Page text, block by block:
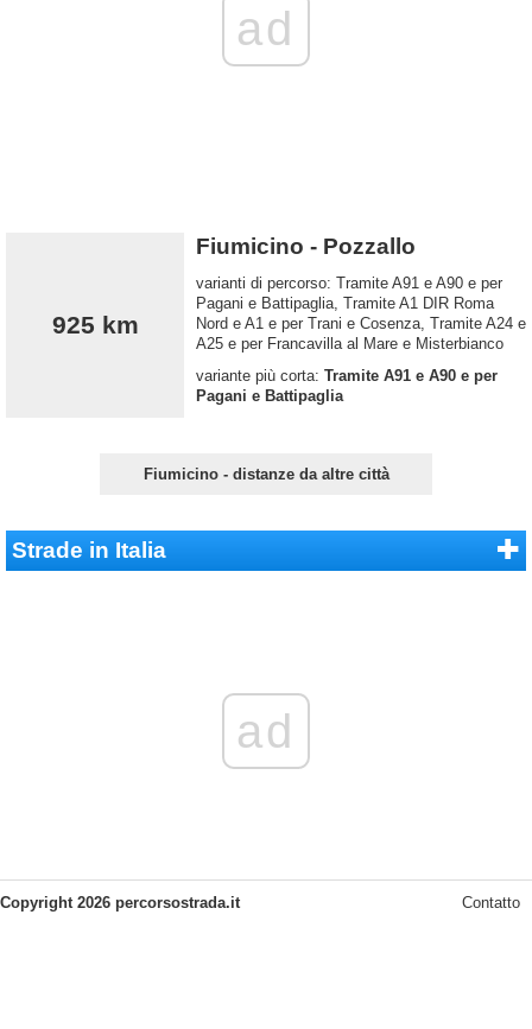
ad
925 km
Fiumicino - Pozzallo
varianti di percorso: Tramite A91 e A90 e per
Pagani e Battipaglia, Tramite A1 DIR Roma
Nord e A1 e per Trani e Cosenza, Tramite A24 e
A25 e per Francavilla al Mare e Misterbianco
variante più corta: Tramite A91 e A90 e per
Pagani e Battipaglia
Fiumicino - distanze da altre città
Strade in Italia
ad
Copyright 2026 percorsostrada.it Contatto